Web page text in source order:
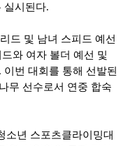
실시된다.
드 및 남녀 스피드 예선
와 여자 볼더 예선 및
. 이번 대회를 통해 선발된
무 선수로서 연중 합숙
소년 스포츠클라이밍대